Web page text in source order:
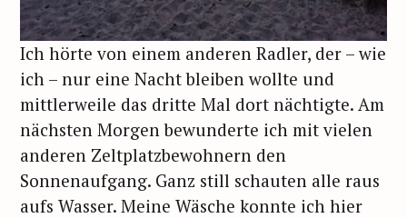
Ich hörte von einem anderen Radler, der – wie
ich – nur eine Nacht bleiben wollte und
mittlerweile das dritte Mal dort nächtigte. Am
nächsten Morgen bewunderte ich mit vielen
anderen Zeltplatzbewohnern den
Sonnenaufgang. Ganz still schauten alle raus
aufs Wasser. Meine Wäsche konnte ich hier